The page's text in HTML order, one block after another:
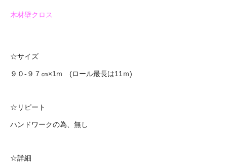
木材壁クロス
☆サイズ
９０‐９７㎝×1m (ロール最長は11ｍ)
☆リピート
ハンドワークの為、無し
☆詳細